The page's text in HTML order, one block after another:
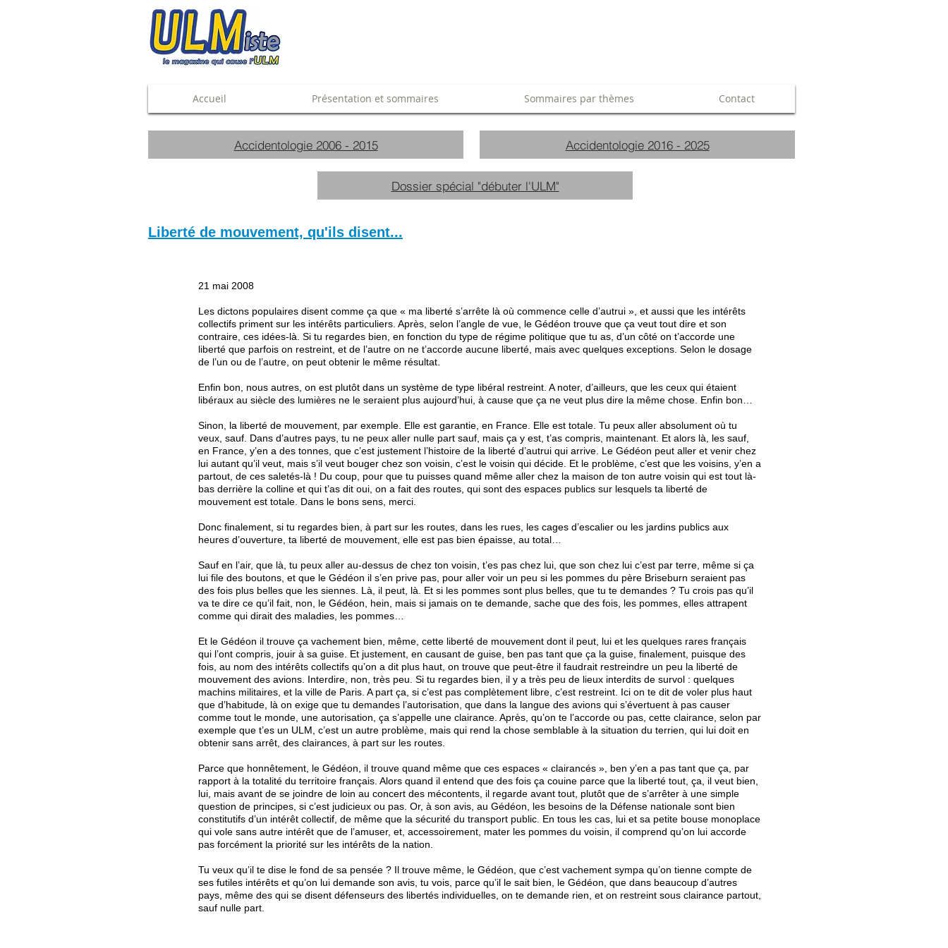
Accueil Présentation et sommaires Sommaires par thèmes Contact
Accidentologie 2006 - 2015 Accidentologie 2016 - 2025
Dossier spécial "débuter l'ULM"
Liberté de mouvement, qu'ils disent...
21 mai 2008
Les dictons populaires disent comme ça que « ma liberté s’arrête là où commence celle d’autrui », et aussi que les intérêts
collectifs priment sur les intérêts particuliers. Après, selon l’angle de vue, le Gédéon trouve que ça veut tout dire et son
contraire, ces idées-là. Si tu regardes bien, en fonction du type de régime politique que tu as, d’un côté on t’accorde une
liberté que parfois on restreint, et de l’autre on ne t’accorde aucune liberté, mais avec quelques exceptions. Selon le dosage
de l’un ou de l’autre, on peut obtenir le même résultat.
Enfin bon, nous autres, on est plutôt dans un système de type libéral restreint. A noter, d’ailleurs, que les ceux qui étaient
libéraux au siècle des lumières ne le seraient plus aujourd’hui, à cause que ça ne veut plus dire la même chose. Enfin bon…
Sinon, la liberté de mouvement, par exemple. Elle est garantie, en France. Elle est totale. Tu peux aller absolument où tu
veux, sauf. Dans d’autres pays, tu ne peux aller nulle part sauf, mais ça y est, t’as compris, maintenant. Et alors là, les sauf,
en France, y’en a des tonnes, que c’est justement l’histoire de la liberté d’autrui qui arrive. Le Gédéon peut aller et venir chez
lui autant qu’il veut, mais s’il veut bouger chez son voisin, c’est le voisin qui décide. Et le problème, c’est que les voisins, y’en a
partout, de ces saletés-là ! Du coup, pour que tu puisses quand même aller chez la maison de ton autre voisin qui est tout là-
bas derrière la colline et qui t’as dit oui, on a fait des routes, qui sont des espaces publics sur lesquels ta liberté de
mouvement est totale. Dans le bons sens, merci.
Donc finalement, si tu regardes bien, à part sur les routes, dans les rues, les cages d’escalier ou les jardins publics aux
heures d’ouverture, ta liberté de mouvement, elle est pas bien épaisse, au total…
Sauf en l’air, que là, tu peux aller au-dessus de chez ton voisin, t’es pas chez lui, que son chez lui c’est par terre, même si ça
lui file des boutons, et que le Gédéon il s’en prive pas, pour aller voir un peu si les pommes du père Briseburn seraient pas
des fois plus belles que les siennes. Là, il peut, là. Et si les pommes sont plus belles, que tu te demandes ? Tu crois pas qu’il
va te dire ce qu’il fait, non, le Gédéon, hein, mais si jamais on te demande, sache que des fois, les pommes, elles attrapent
comme qui dirait des maladies, les pommes…
Et le Gédéon il trouve ça vachement bien, même, cette liberté de mouvement dont il peut, lui et les quelques rares français
qui l’ont compris, jouir à sa guise. Et justement, en causant de guise, ben pas tant que ça la guise, finalement, puisque des
fois, au nom des intérêts collectifs qu’on a dit plus haut, on trouve que peut-être il faudrait restreindre un peu la liberté de
mouvement des avions. Interdire, non, très peu. Si tu regardes bien, il y a très peu de lieux interdits de survol : quelques
machins militaires, et la ville de Paris. A part ça, si c’est pas complètement libre, c’est restreint. Ici on te dit de voler plus haut
que d’habitude, là on exige que tu demandes l’autorisation, que dans la langue des avions qui s’évertuent à pas causer
comme tout le monde, une autorisation, ça s’appelle une clairance. Après, qu’on te l’accorde ou pas, cette clairance, selon par
exemple que t’es un ULM, c’est un autre problème, mais qui rend la chose semblable à la situation du terrien, qui lui doit en
obtenir sans arrêt, des clairances, à part sur les routes.
Parce que honnêtement, le Gédéon, il trouve quand même que ces espaces « clairancés », ben y’en a pas tant que ça, par
rapport à la totalité du territoire français. Alors quand il entend que des fois ça couine parce que la liberté tout, ça, il veut bien,
lui, mais avant de se joindre de loin au concert des mécontents, il regarde avant tout, plutôt que de s’arrêter à une simple
question de principes, si c’est judicieux ou pas. Or, à son avis, au Gédéon, les besoins de la Défense nationale sont bien
constitutifs d’un intérêt collectif, de même que la sécurité du transport public. En tous les cas, lui et sa petite bouse monoplace
qui vole sans autre intérêt que de l’amuser, et, accessoirement, mater les pommes du voisin, il comprend qu’on lui accorde
pas forcément la priorité sur les intérêts de la nation.
Tu veux qu’il te dise le fond de sa pensée ? Il trouve même, le Gédéon, que c’est vachement sympa qu’on tienne compte de
ses futiles intérêts et qu’on lui demande son avis, tu vois, parce qu’il le sait bien, le Gédéon, que dans beaucoup d’autres
pays, même des qui se disent défenseurs des libertés individuelles, on te demande rien, et on restreint sous clairance partout,
sauf nulle part.